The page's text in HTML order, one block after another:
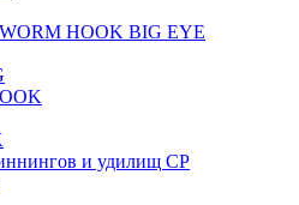
HOOK BIG EYE
и удилищ СР